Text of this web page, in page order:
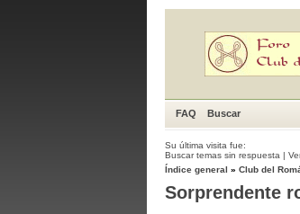
FAQ Buscar
Su última visita fue:
Buscar temas sin respuesta |
Índice general » Club del
Sorprendente